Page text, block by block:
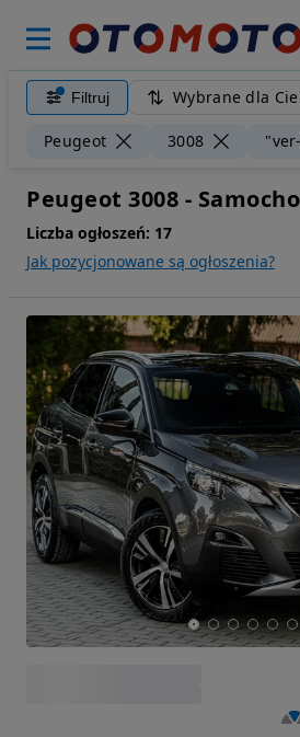
Filtruj Wybrane dla
Peugeot 3008
Peugeot 3008 -
Liczba ogłoszeń: 17
Jak pozycjonowane są ogłoszenia?